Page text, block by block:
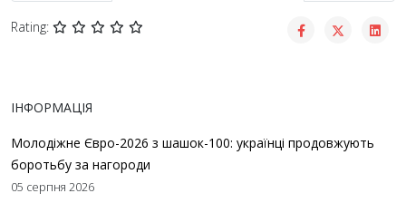
Rating:
ІНФОРМАЦІЯ
Молодіжне Євро-2026 з шашок-100: українці продовжують
боротьбу за нагороди
05 серпня 2026